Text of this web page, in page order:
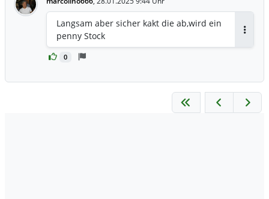
0
Langsam aber sicher kakt die ab,wird ein
penny Stock